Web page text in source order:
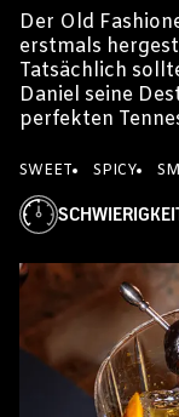
Der Old
erstmals
Tatsächlich
Daniel seine
perfekten
SWEET SPICY